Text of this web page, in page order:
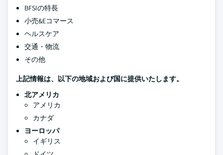
BFSIの特長
小売&Eコマース
ヘルスケア
交通・物流
その他
上記情報は、以下の地域および国に提供いたします。
北アメリカ
アメリカ
カナダ
ヨーロッパ
イギリス